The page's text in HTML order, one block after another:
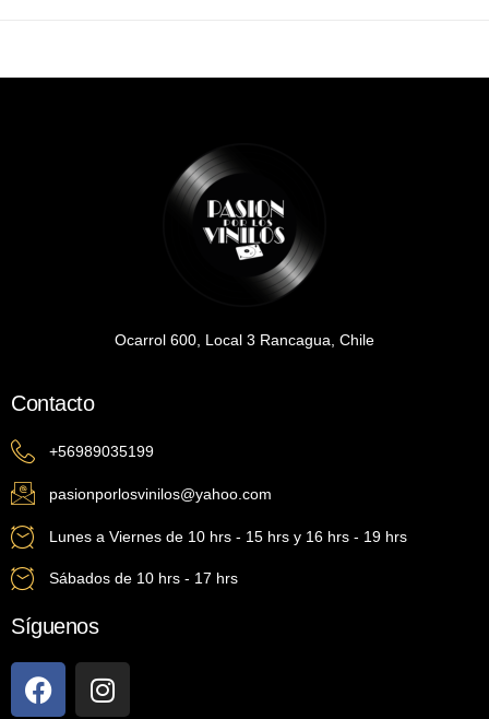
Ocarrol 600, Local 3 Rancagua, Chile
Contacto
+56989035199
pasionporlosvinilos@yahoo.com
Lunes a Viernes de 10 hrs - 15 hrs y 16 hrs - 19 hrs
Sábados de 10 hrs - 17 hrs
Síguenos